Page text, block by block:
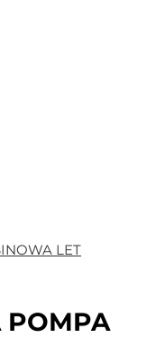
LET
POMPA